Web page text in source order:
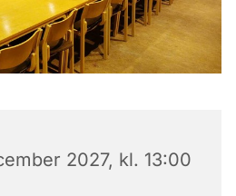
2027, kl. 13:00